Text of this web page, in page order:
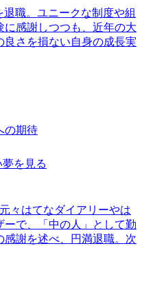
職。ユニークな制度や組
感謝しつつも、近年の大
さを損ない自身の成長実
の期待
を見る
々はてなダイアリーやは
で、「中の人」として勤
謝を述べ、円満退職。次